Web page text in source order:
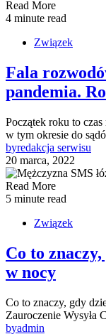
Read More
4 minute read
Związek
Fala
pandemia.
Początek roku to
w tym okresie do
byredakcja serwisu
20 marca, 2022
Read More
5 minute read
Związek
Co to
w nocy
Co to znaczy, gdy
Zauroczenie Wysyła
byadmin